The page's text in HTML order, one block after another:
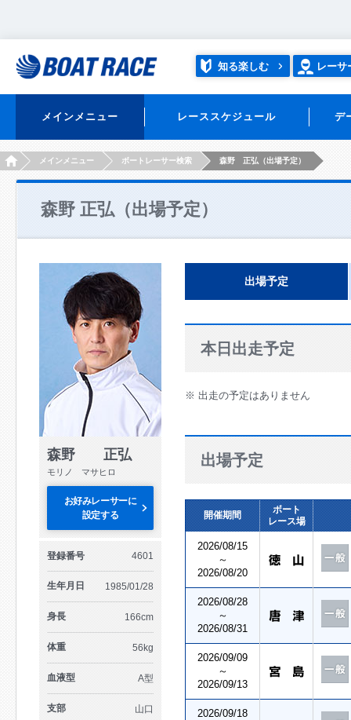
知る楽しむ レーサ
メインメニュー レーススケジュール デ
HOMEメインメニュー ボートレーサー検索 森野 正弘（出場予定）
森野 正弘（出場予定）
森野 正弘
モリノ マサヒロ
お好みレーサーに
設定する
登録番号 4601
生年月日 1985/01/28
身長 166cm
体重 56kg
血液型 A型
支部 山口
出場予定
本日出走予定
※ 出走の予定はありません
出場予定
開催期間
ボート
レース場
2026/08/15
～
2026/08/20
2026/08/28
～
2026/08/31
2026/09/09
～
2026/09/13
2026/09/18